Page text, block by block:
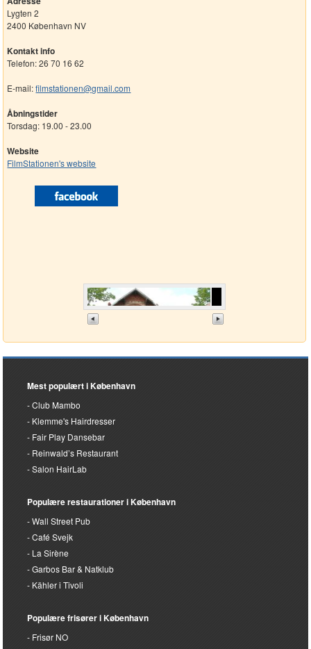
Lygten 2
2400 København NV
Kontakt info
Telefon: 26 70 16 62
E-mail:filmstationen@gmail.com
Åbningstider
Torsdag: 19.00 - 23.00
Website
FilmStationen's website
Mest populært i København
Club Mambo
Klemme's Hairdresser
Reinwald’s Restaurant
Salon HairLab
Populære restaurationer i København
Wall Street Pub
Café Svejk
Garbos Bar & Natklub
Kähler i Tivoli